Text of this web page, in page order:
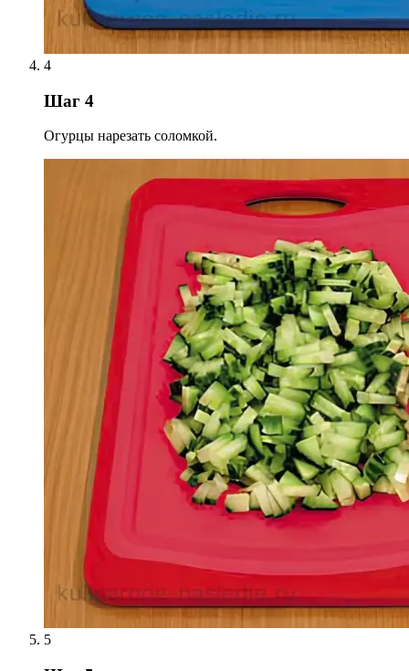
4
Шаг 4
Огурцы нарезать соломкой.
5